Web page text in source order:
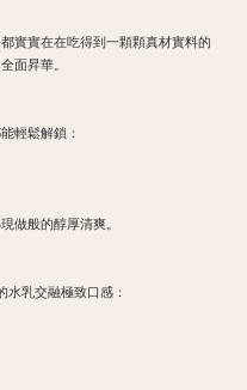
實實在在吃得到一顆顆真材實料的
面昇華。
輕鬆解鎖：
做般的醇厚清爽。
乳交融極致口感：